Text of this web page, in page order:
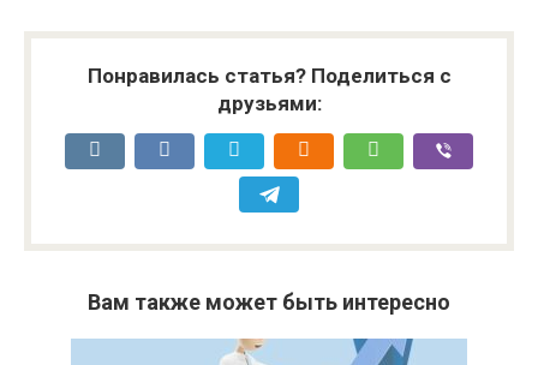
Понравилась статья? Поделиться с
друзьями:
Вам также может быть интересно